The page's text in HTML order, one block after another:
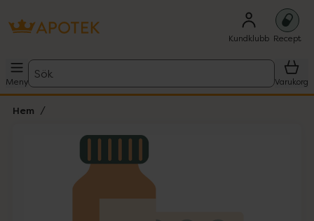
Kundklubb Recept
Meny
Sök
Varukorg
Hem
Lista: . Innehåller 1 objekt.